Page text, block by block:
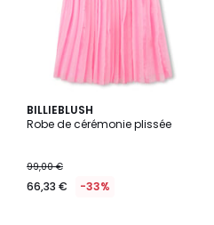
BILLIEBLUSH
Robe de cérémonie plissée
99,00 €
66,33 € -33%